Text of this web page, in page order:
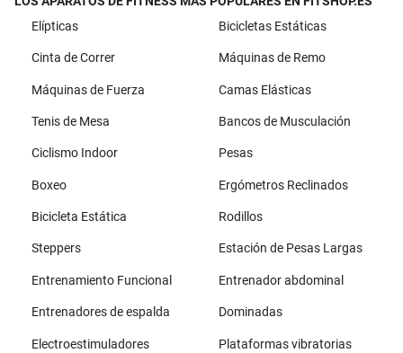
Elípticas
Bicicletas Estáticas
Cinta de Correr Máquinas de Remo
Máquinas de Fuerza Camas Elásticas
Tenis de Mesa Bancos de Musculación
Ciclismo Indoor Pesas
Boxeo Ergómetros Reclinados
Bicicleta Estática Rodillos
Steppers Estación de Pesas Largas
Entrenamiento Funcional Entrenador abdominal
Entrenadores de espalda Dominadas
Electroestimuladores Plataformas vibratorias